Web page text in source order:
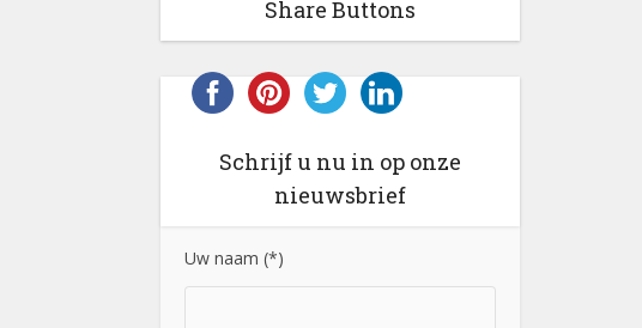
Share Buttons
Schrijf u nu in op onze
nieuwsbrief
Uw naam (*)